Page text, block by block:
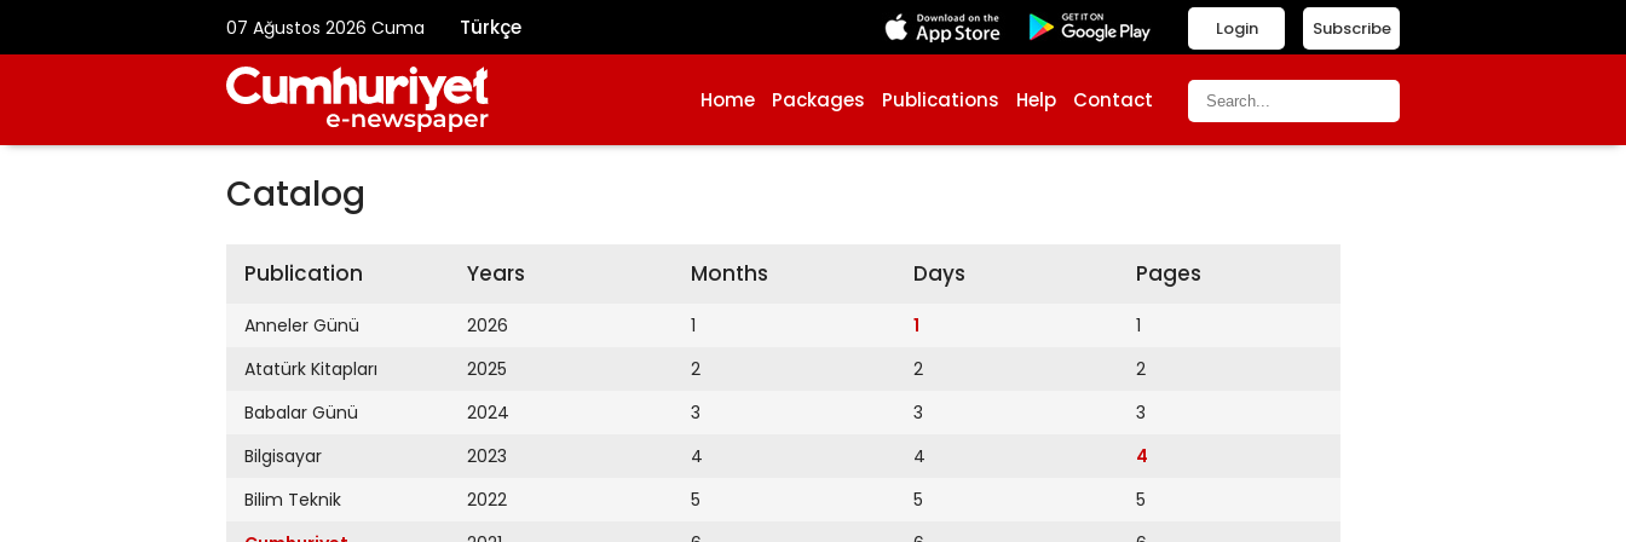
07 Ağustos 2026 Cuma Türkçe Subscribe
Login
Home Packages Publications Help Contact
Catalog
Publication
Anneler Günü
Atatürk Kitapları
Babalar Günü
Bilgisayar
Bilim Teknik
Years
2026
2025
2024
2023
2022
Months
1
2
3
4
5
Days
1
2
3
4
5
Pages
1
2
3
4
5